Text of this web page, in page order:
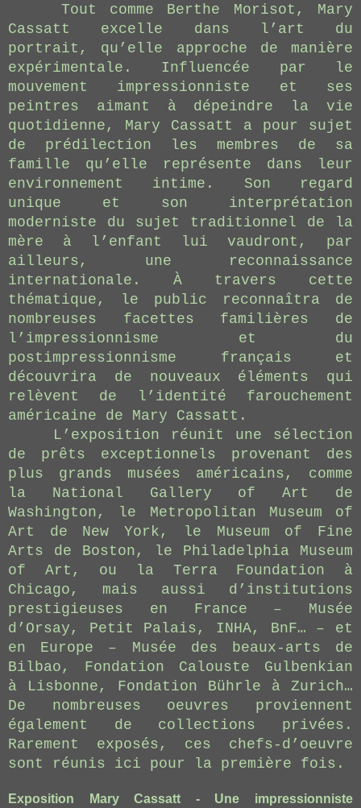
Tout comme Berthe Morisot, Mary
Cassatt excelle dans l’art du
portrait, qu’elle approche de manière
expérimentale. Influencée par le
mouvement impressionniste et ses
peintres aimant à dépeindre la vie
quotidienne, Mary Cassatt a pour sujet
de prédilection les membres de sa
famille qu’elle représente dans leur
environnement intime. Son regard
unique et son interprétation
moderniste du sujet traditionnel de la
mère à l’enfant lui vaudront, par
ailleurs, une reconnaissance
internationale. À travers cette
thématique, le public reconnaîtra de
nombreuses facettes familières de
l’impressionnisme et du
postimpressionnisme français et
découvrira de nouveaux éléments qui
relèvent de l’identité farouchement
américaine de Mary Cassatt.
L’exposition réunit une sélection
de prêts exceptionnels provenant des
plus grands musées américains, comme
la National Gallery of Art de
Washington, le Metropolitan Museum of
Art de New York, le Museum of Fine
Arts de Boston, le Philadelphia Museum
of Art, ou la Terra Foundation à
Chicago, mais aussi d’institutions
prestigieuses en France – Musée
d’Orsay, Petit Palais, INHA, BnF… – et
en Europe – Musée des beaux-arts de
Bilbao, Fondation Calouste Gulbenkian
à Lisbonne, Fondation Bührle à Zurich…
De nombreuses oeuvres proviennent
également de collections privées.
Rarement exposés, ces chefs-d’oeuvre
sont réunis ici pour la première fois.
Exposition Mary Cassatt - Une impressionniste